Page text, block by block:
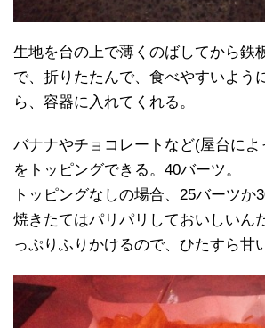
生地を台の上で薄くのばしてから鉄
で、折りたたんで、食べやすいよう
ら、容器に入れてくれる。
バナナやチョコレートなど(屋台に
をトッピングできる。40バーツ。
トッピングなしの場合、25バーツか
焼きたてはパリパリしておいしいん
っぷりふりかけるので、ひたすら甘